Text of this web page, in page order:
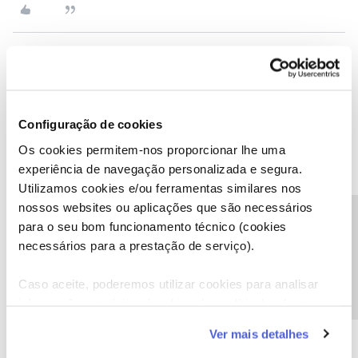
Configuração de cookies
Os cookies permitem-nos proporcionar lhe uma
experiência de navegação personalizada e segura.
Utilizamos cookies e/ou ferramentas similares nos
nossos websites ou aplicações que são necessários
para o seu bom funcionamento técnico (cookies
necessários para a prestação de serviço).
Caso aceite, poderemos utilizar cookies para analisar
funcionalidades (cookies de personalização e
Ver mais detalhes
Forum|Forum|8 months ago
Mário P. Forum|Forum|8 months ago
@Carlos Godinho, boa noite.
Ajude a comunidade a encontrar informação relevante. Marque